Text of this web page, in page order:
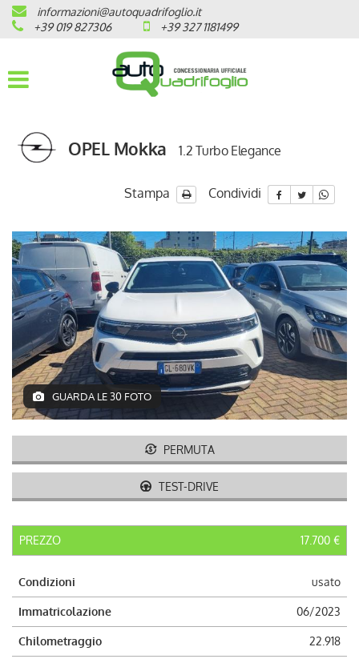
HOME
AZIENDA
OPEL
PRONTA CONSEGNA / KM 0
VEICOLI CON ECOBONUS
AUTO USATE
ACQUISTIAMO USATO
ASSISTENZA
CONTATTI
LAVORA CON NOI
NEWS
AREA COMMERCIANTI
informazioni@autoquadrifoglio.it
+39 019 827306
+39 327 1181499
OPEL Mokka 1.2 Turbo Elegance
Stampa Condividi
GUARDA LE 30 FOTO
PERMUTA
TEST-DRIVE
PREZZO 17.700 €
Condizioni usato
Immatricolazione 06/2023
Chilometraggio 22.918